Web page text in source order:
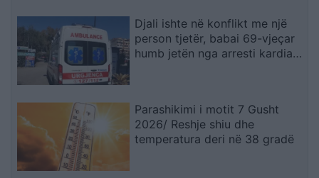
Djali ishte në konflikt me një
person tjetër, babai 69-vjeçar
humb jetën nga arresti kardiak
Parashikimi i motit 7 Gusht
2026/ Reshje shiu dhe
temperatura deri në 38 gradë